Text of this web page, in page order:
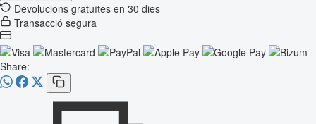
Devolucions gratuïtes en 30 dies
Transacció segura
Share: